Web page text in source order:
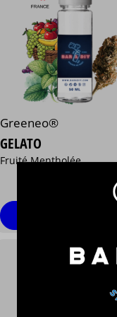
Greeneo®
GELATO
Fruité Mentholée
22,90 €